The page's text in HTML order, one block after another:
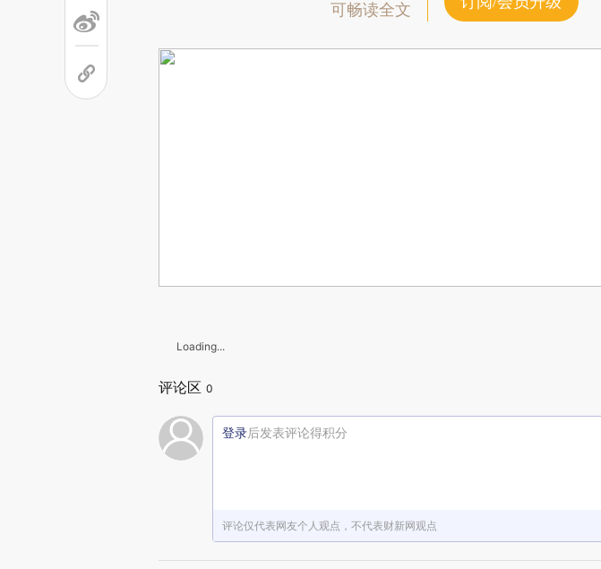
可畅读全文
Loading...
评论区 0
登录后发表评论得积分
评论仅代表网友个人观点，不代表财新网观点